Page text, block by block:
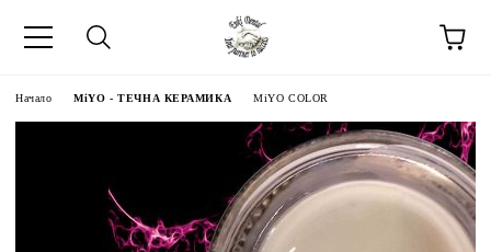
Начало MiYO - ТЕЧНА КЕРАМИКА MiYO COLOR